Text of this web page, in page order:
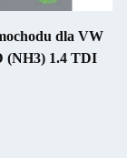
dla VW
(NH3) 1.4 TDI